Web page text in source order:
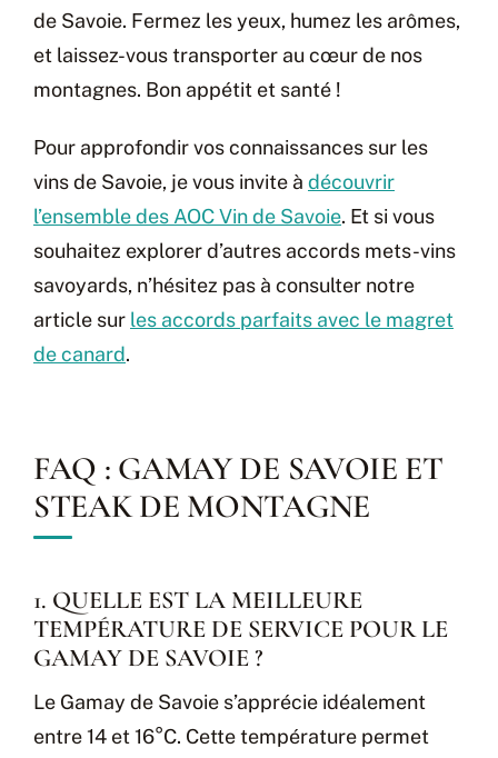
de Savoie. Fermez les yeux, humez les arômes,
et laissez-vous transporter au cœur de nos
montagnes. Bon appétit et santé !
Pour approfondir vos connaissances sur les
vins de Savoie, je vous invite à découvrir
l’ensemble des AOC Vin de Savoie. Et si vous
souhaitez explorer d’autres accords mets-vins
savoyards, n’hésitez pas à consulter notre
article sur les accords parfaits avec le magret
de canard.
FAQ : GAMAY DE SAVOIE ET
STEAK DE MONTAGNE
1. QUELLE EST LA MEILLEURE
TEMPÉRATURE DE SERVICE POUR LE
GAMAY DE SAVOIE ?
Le Gamay de Savoie s’apprécie idéalement
entre 14 et 16°C. Cette température permet